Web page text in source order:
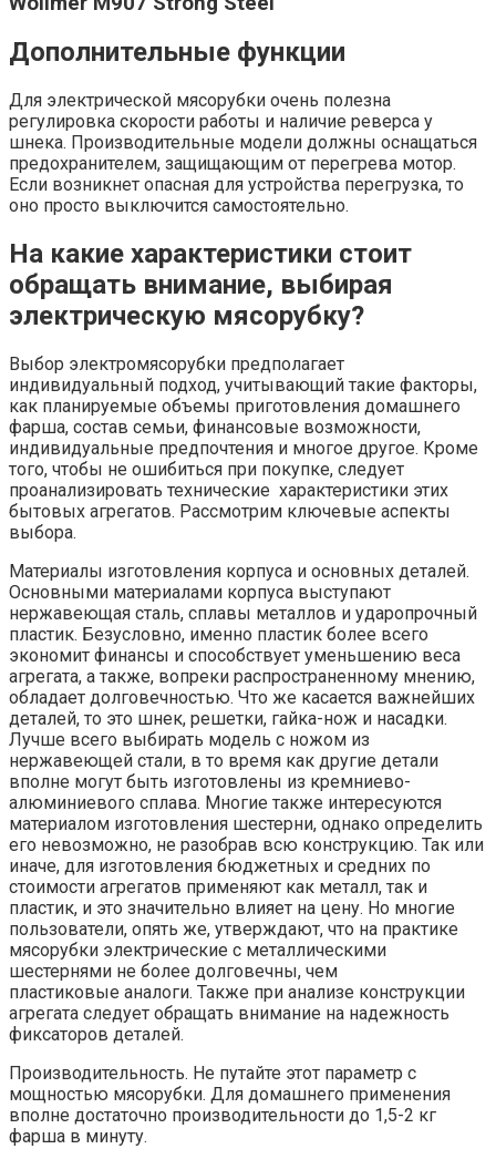
Дополнительные функции
Для электрической мясорубки очень полезна
регулировка скорости работы и наличие реверса у
шнека. Производительные модели должны оснащаться
предохранителем, защищающим от перегрева мотор.
Если возникнет опасная для устройства перегрузка, то
оно просто выключится самостоятельно.
На какие характеристики стоит
обращать внимание, выбирая
электрическую мясорубку?
Выбор электромясорубки предполагает
индивидуальный подход, учитывающий такие факторы,
как планируемые объемы приготовления домашнего
фарша, состав семьи, финансовые возможности,
индивидуальные предпочтения и многое другое. Кроме
того, чтобы не ошибиться при покупке, следует
проанализировать технические характеристики этих
бытовых агрегатов. Рассмотрим ключевые аспекты
выбора.
Материалы изготовления корпуса и основных деталей.
Основными материалами корпуса выступают
нержавеющая сталь, сплавы металлов и ударопрочный
пластик. Безусловно, именно пластик более всего
экономит финансы и способствует уменьшению веса
агрегата, а также, вопреки распространенному мнению,
обладает долговечностью. Что же касается важнейших
деталей, то это шнек, решетки, гайка-нож и насадки.
Лучше всего выбирать модель с ножом из
нержавеющей стали, в то время как другие детали
вполне могут быть изготовлены из кремниево-
алюминиевого сплава. Многие также интересуются
материалом изготовления шестерни, однако определить
его невозможно, не разобрав всю конструкцию. Так или
иначе, для изготовления бюджетных и средних по
стоимости агрегатов применяют как металл, так и
пластик, и это значительно влияет на цену. Но многие
пользователи, опять же, утверждают, что на практике
мясорубки электрические с металлическими
шестернями не более долговечны, чем
пластиковые аналоги. Также при анализе конструкции
агрегата следует обращать внимание на надежность
фиксаторов деталей.
Производительность. Не путайте этот параметр с
мощностью мясорубки. Для домашнего применения
вполне достаточно производительности до 1,5-2 кг
фарша в минуту.